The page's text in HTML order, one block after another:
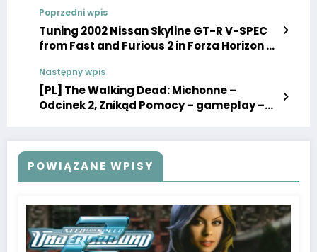
Poprzedni wpis
Tuning 2002 Nissan Skyline GT-R V-SPEC
from Fast and Furious 2 in Forza Horizon 4,
Następny wpis
[PL] The Walking Dead: Michonne –
Odcinek 2, Znikąd Pomocy – gameplay –
POWIĄZANE WPISY